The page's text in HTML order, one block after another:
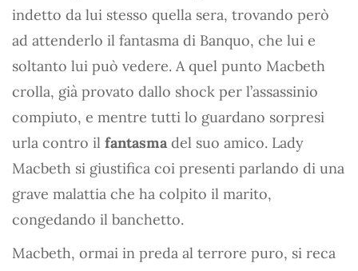
indetto da lui stesso quella sera, trovando però
ad attenderlo il fantasma di Banquo, che lui e
soltanto lui può vedere. A quel punto Macbeth
crolla, già provato dallo shock per l’assassinio
compiuto, e mentre tutti lo guardano sorpresi
urla contro il fantasma del suo amico. Lady
Macbeth si giustifica coi presenti parlando di una
grave malattia che ha colpito il marito,
congedando il banchetto.
Macbeth, ormai in preda al terrore puro, si reca